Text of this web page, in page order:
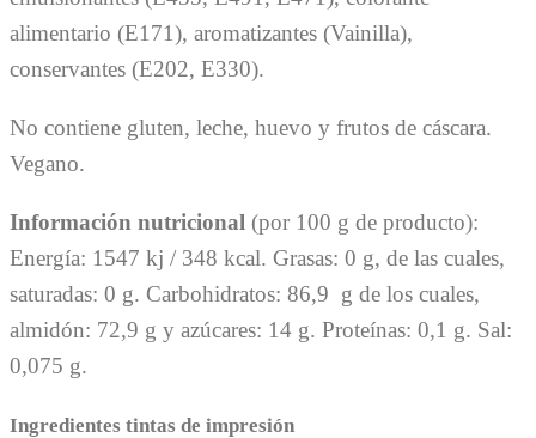
alimentario (E171), aromatizantes (Vainilla),
conservantes (E202, E330).
No contiene gluten, leche, huevo y frutos de cáscara.
Vegano.
Información nutricional (por 100 g de producto):
Energía: 1547 kj / 348 kcal. Grasas: 0 g, de las cuales,
saturadas: 0 g. Carbohidratos: 86,9 g de los cuales,
almidón: 72,9 g y azúcares: 14 g. Proteínas: 0,1 g. Sal:
0,075 g.
Ingredientes tintas de impresión